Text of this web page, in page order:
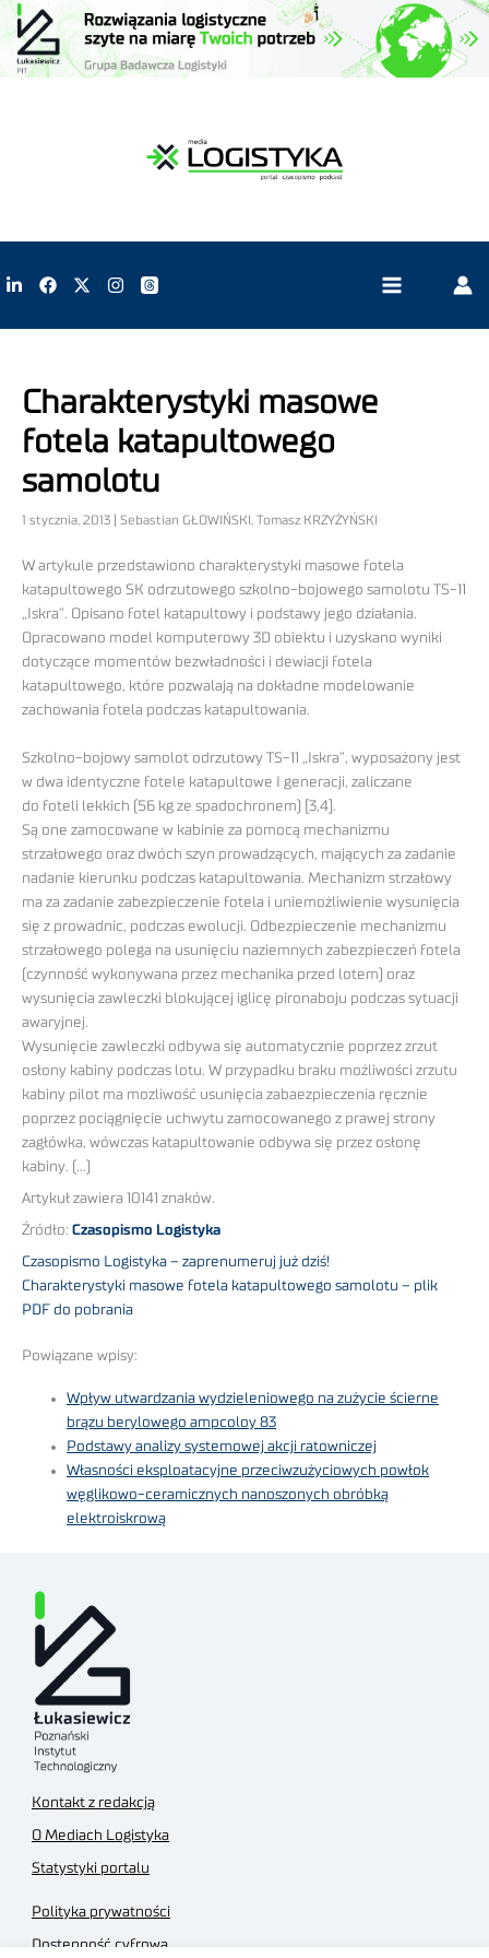
Charakterystyki masowe
fotela katapultowego
samolotu
1 stycznia, 2013 | Sebastian GŁOWIŃSKI, Tomasz KRZYŻYŃSKI
W artykule przedstawiono charakterystyki masowe fotela
katapultowego SK odrzutowego szkolno-bojowego samolotu TS-11
„Iskra”. Opisano fotel katapultowy i podstawy jego działania.
Opracowano model komputerowy 3D obiektu i uzyskano wyniki
dotyczące momentów bezwładności i dewiacji fotela
katapultowego, które pozwalają na dokładne modelowanie
zachowania fotela podczas katapultowania.
Szkolno-bojowy samolot odrzutowy TS-11 „Iskra”, wyposażony jest
w dwa identyczne fotele katapultowe I generacji, zaliczane
do foteli lekkich (56 kg ze spadochronem) [3,4].
Są one zamocowane w kabinie za pomocą mechanizmu
strzałowego oraz dwóch szyn prowadzących, mających za zadanie
nadanie kierunku podczas katapultowania. Mechanizm strzałowy
ma za zadanie zabezpieczenie fotela i uniemożliwienie wysunięcia
się z prowadnic, podczas ewolucji. Odbezpieczenie mechanizmu
strzałowego polega na usunięciu naziemnych zabezpieczeń fotela
(czynność wykonywana przez mechanika przed lotem) oraz
wysunięcia zawleczki blokującej iglicę pironaboju podczas sytuacji
awaryjnej.
Wysunięcie zawleczki odbywa się automatycznie poprzez zrzut
osłony kabiny podczas lotu. W przypadku braku możliwości zrzutu
kabiny pilot ma mozliwość usunięcia zabaezpieczenia ręcznie
poprzez pociągnięcie uchwytu zamocowanego z prawej strony
zagłówka, wówczas katapultowanie odbywa się przez osłonę
kabiny. (…)
Artykuł zawiera 10141 znaków.
Źródło: Czasopismo Logistyka
Czasopismo Logistyka – zaprenumeruj już dziś!
Charakterystyki masowe fotela katapultowego samolotu – plik
PDF do pobrania
Powiązane wpisy:
Wpływ utwardzania wydzieleniowego na zużycie ścierne
brązu berylowego ampcoloy 83
Podstawy analizy systemowej akcji ratowniczej
Własności eksploatacyjne przeciwzużyciowych powłok
węglikowo-ceramicznych nanoszonych obróbką
elektroiskrową
Kontakt z redakcją
O Mediach Logistyka
Statystyki portalu
Polityka prywatności
Dostępność cyfrowa